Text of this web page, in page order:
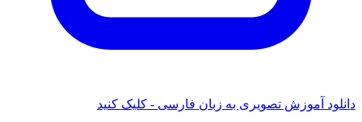
دانلود آموزش تصویری به زبان فارسی - کلیک کنید